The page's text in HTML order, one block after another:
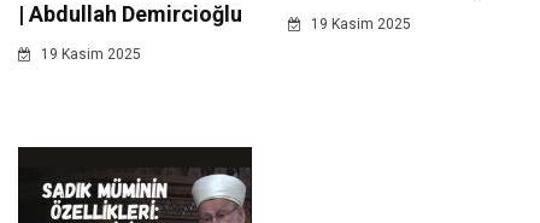
| Abdullah Demircioğlu
19 Kasim 2025
19 Kasim 2025